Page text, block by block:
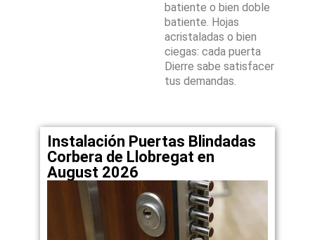
batiente o bien doble
batiente. Hojas
acristaladas o bien
ciegas: cada puerta
Dierre sabe satisfacer
tus demandas.
Instalación Puertas Blindadas
Corbera de Llobregat en
August 2026